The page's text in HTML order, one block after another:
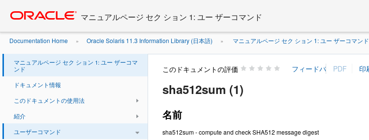
content
マニュアルページ セク ション 1: ユー ザーコマンド
Documentation Home » Oracle Solaris 11.3 Information Library (日本語) » マニュアルページ セク ション 1: ユー ザーコマンド
マニュアルページ セク ション 1: ユー ザーコマ
ンド
ドキュメント情報
このドキュメントの使用法
紹介
ユーザーコマンド
このドキュメントの評価
sha512sum (1)
名前
sha512sum - compute and check SHA512 message digest